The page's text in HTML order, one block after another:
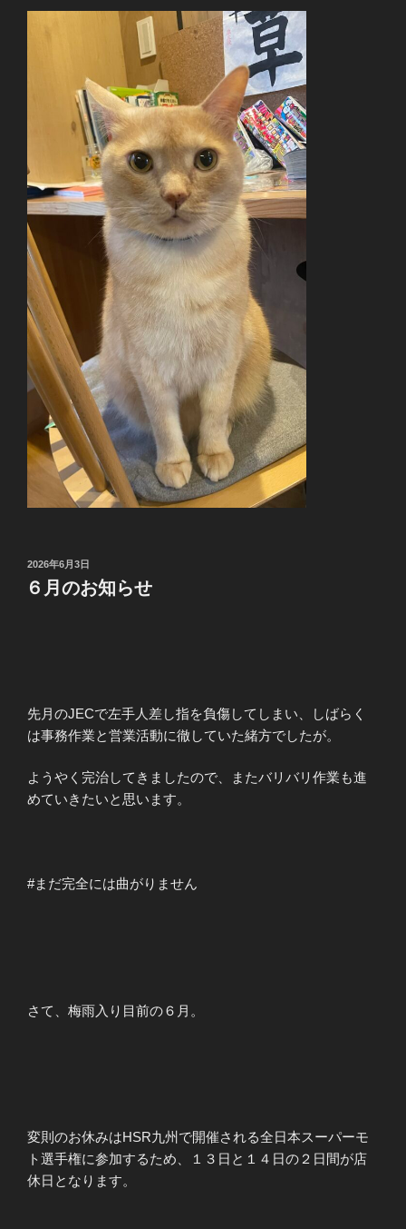
投
稿
日:
2026年6月3日
６月のお知らせ
先月のJECで左手人差し指を負傷してしまい、しばらく
は事務作業と営業活動に徹していた緒方でしたが。
ようやく完治してきましたので、またバリバリ作業も進
めていきたいと思います。
#まだ完全には曲がりません
さて、梅雨入り目前の６月。
変則のお休みはHSR九州で開催される全日本スーパーモ
ト選手権に参加するため、１３日と１４日の２日間が店
休日となります。